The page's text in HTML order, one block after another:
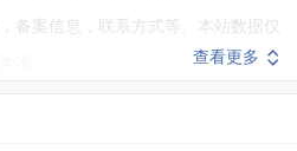
备案信息，联系方式等。本站数据仅
查看更多